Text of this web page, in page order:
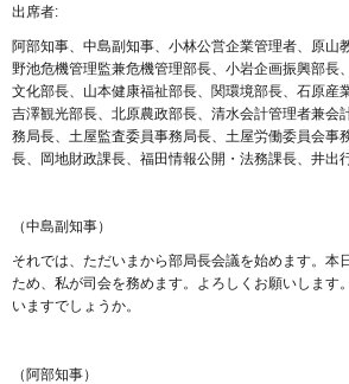
出席者:
阿部知事、中島副知事、小林公営企業管理者、原山
野池危機管理監兼危機管理部長、小岩企画振興部長
文化部長、山本健康福祉部長、関環境部長、石原産
吉澤観光部長、北原農政部長、清水会計管理者兼会
務局長、土屋監査委員事務局長、土屋労働委員会事
長、岡地財政課長、福田情報公開・法務課長、井出
（中島副知事）
それでは、ただいまから部局長会議を始めます。本
ため、私が司会を務めます。よろしくお願いします
いますでしょうか。
（阿部知事）